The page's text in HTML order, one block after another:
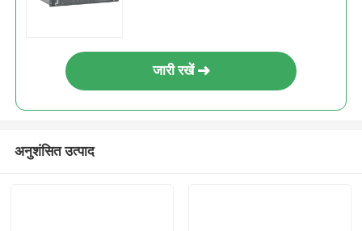
जारी रखें
अनुशंसित उत्पाद